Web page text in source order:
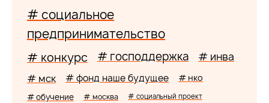
# социальное
предпринимательство
# конкурс # господдержка # инва
# мск # фонд наше будущее # нко
# обучение # москва # социальный проект